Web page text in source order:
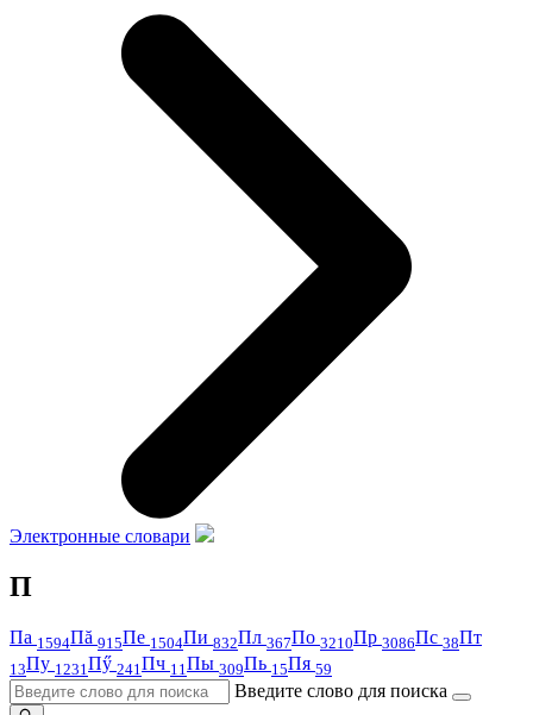
Электронные словари
П
Па 1594Пă 915Пе 1504Пи 832Пл 367По 3210Пр 3086Пс 38Пт
13Пу 1231Пӳ 241Пч 11Пы 309Пь 15Пя 59
Введите слово для поиска